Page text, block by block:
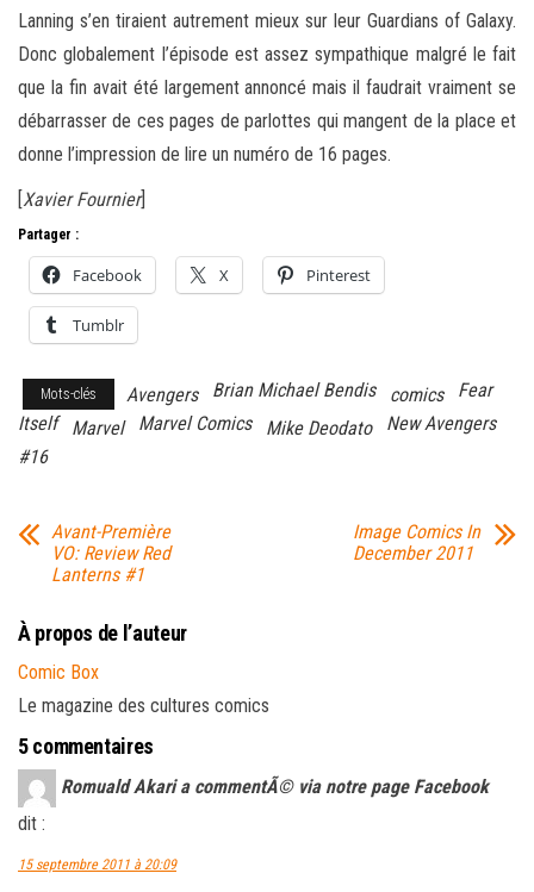
Lanning s’en tiraient autrement mieux sur leur Guardians of Galaxy.
Donc globalement l’épisode est assez sympathique malgré le fait
que la fin avait été largement annoncé mais il faudrait vraiment se
débarrasser de ces pages de parlottes qui mangent de la place et
donne l’impression de lire un numéro de 16 pages.
[Xavier Fournier]
Partager :
Facebook X Pinterest
Tumblr
Mots-clés Avengers Brian Michael Bendis comics
Fear
Itself
Marvel Marvel Comics Mike Deodato
New Avengers
#16
Avant-Première
VO: Review Red
Lanterns #1
Image Comics In
December 2011
À propos de l’auteur
Comic Box
Le magazine des cultures comics
5 commentaires
Romuald Akari a commentÃ© via notre page Facebook
dit :
15 septembre 2011 à 20:09